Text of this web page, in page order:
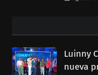
Luinny
nueva